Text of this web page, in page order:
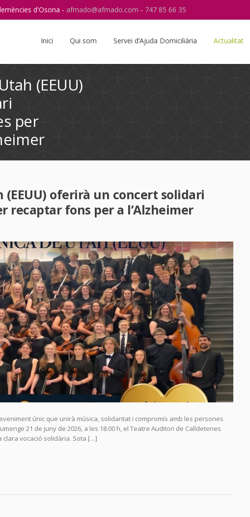
d'Osona - afmado@afmado.com - 747 85 66 35
Instagram
RSS
Inici Qui som Servei d’Ajuda Domiciliària Actualitat
(EEUU)
per
(EEUU) oferirà un concert solidari
recaptar fons per a l’Alzheimer
únic que unirà música, solidaritat i compromís amb les persones
21 de juny de 2026, a les 18.00 h, el Teatre Auditori de Calldetenes
vocació solidària. Sota […]